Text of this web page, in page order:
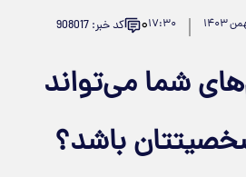
۱۷:۳۰۰ کد خبر: 908017
شما می‌تواند
باشد؟